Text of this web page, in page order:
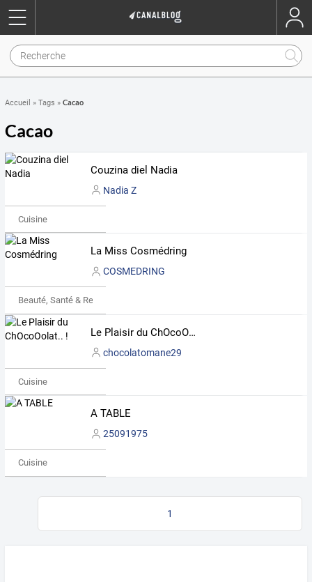
Accueil » Tags » Cacao
Cacao
Couzina diel Nadia
Nadia Z
Cuisine
La Miss Cosmédring
COSMEDRING
Beauté, Santé & Remise en forme
Le Plaisir du ChOcoOolat.. !
chocolatomane29
Cuisine
A TABLE
25091975
Cuisine
1